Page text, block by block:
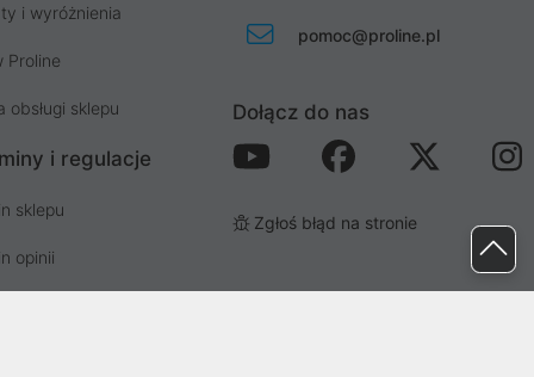
i wyróżnienia
Proline
obsługi sklepu
i regulacje
sklepu
opinii
pomoc@proline.pl
Dołącz do nas
Zgłoś błąd na stronie